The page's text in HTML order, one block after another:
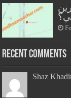
Recent Comments
Shaz